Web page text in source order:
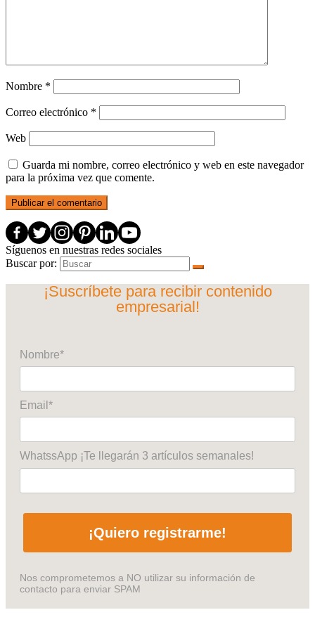
Nombre *
Correo electrónico *
Web
Guarda mi nombre, correo electrónico y web en este navegador
para la próxima vez que comente.
Síguenos en nuestras redes sociales
Buscar por:
¡Suscríbete para recibir contenido
empresarial!
Nombre*
Email*
WhatssApp ¡Te llegarán 3 artículos semanales!
¡Quiero registrarme!
Nos comprometemos a NO utilizar su información de
contacto para enviar SPAM